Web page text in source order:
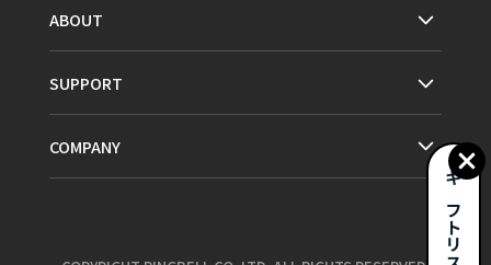
ABOUT
SUPPORT
COMPANY